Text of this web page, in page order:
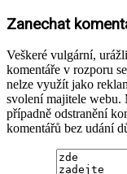
Zanechat
Veškeré vulgární,
komentáře v rozporu
nelze využít jako
svolení majitele webu.
případně odstranění
komentářů bez udání